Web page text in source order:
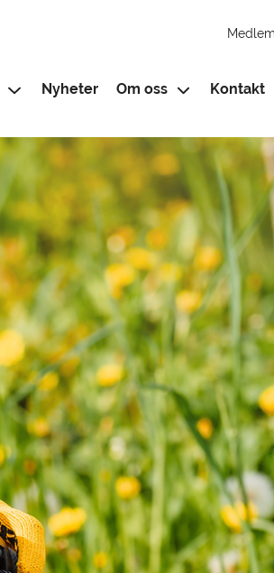
Nyheter Om oss Kontakt